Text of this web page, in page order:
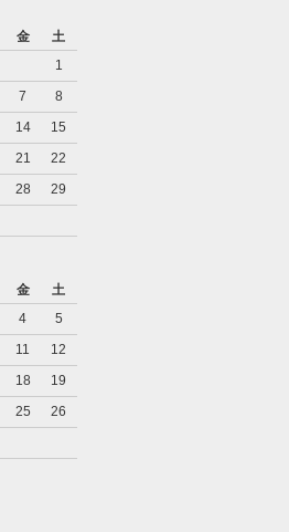
金
土
1
7
8
14
15
21
22
28
29
金
土
4
5
11
12
18
19
25
26